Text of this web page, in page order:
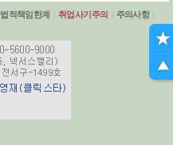
법적책임한계 취업사기주의 주의사항